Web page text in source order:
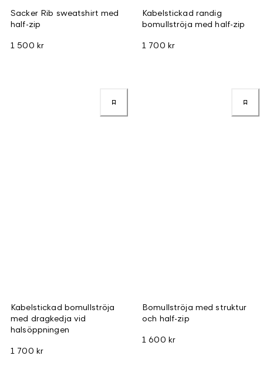
Sacker Rib sweatshirt med
half-zip
1 500 kr
Kabelstickad randig
bomullströja med half-zip
1 700 kr
Kabelstickad bomullströja
med dragkedja vid
halsöppningen
1 700 kr
Bomullströja med struktur
och half-zip
1 600 kr